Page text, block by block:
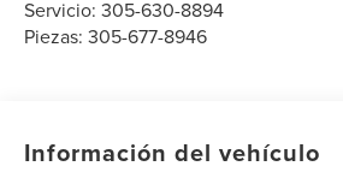
Servicio:305-630-8894
Piezas:305-677-8946
Información del vehículo